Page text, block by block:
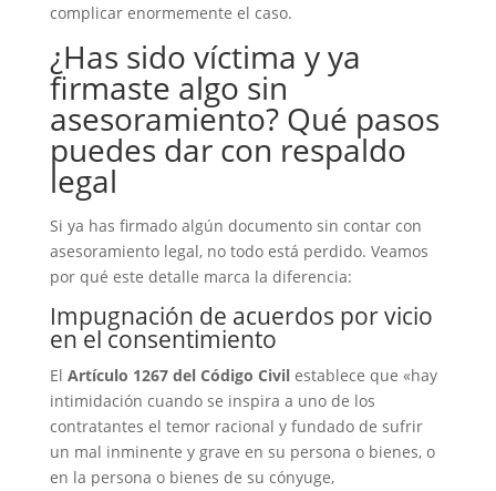
complicar enormemente el caso.
¿Has sido víctima y ya
firmaste algo sin
asesoramiento? Qué pasos
puedes dar con respaldo
legal
Si ya has firmado algún documento sin contar con
asesoramiento legal, no todo está perdido. Veamos
por qué este detalle marca la diferencia:
Impugnación de acuerdos por vicio
en el consentimiento
El Artículo 1267 del Código Civilestablece que «hay
intimidación cuando se inspira a uno de los
contratantes el temor racional y fundado de sufrir
un mal inminente y grave en su persona o bienes, o
en la persona o bienes de su cónyuge,